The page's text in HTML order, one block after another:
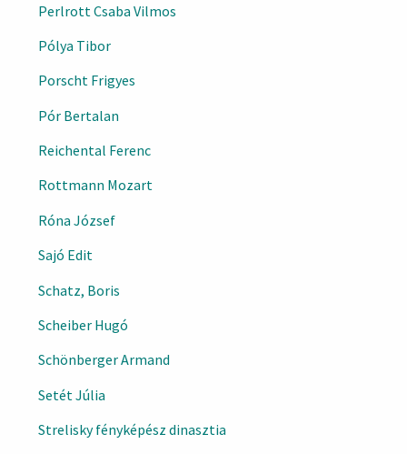
Perlrott Csaba Vilmos
Pólya Tibor
Porscht Frigyes
Pór Bertalan
Reichental Ferenc
Rottmann Mozart
Róna József
Sajó Edit
Schatz, Boris
Scheiber Hugó
Schönberger Armand
Setét Júlia
Strelisky fényképész dinasztia